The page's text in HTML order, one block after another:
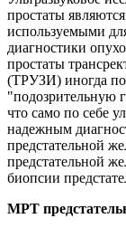
простаты
используемыми
диагностики
простаты
(ТРУЗИ) иногда
"подозрительную
что само по себе
надежным
предстательной
предстательной
биопсии
МРТ